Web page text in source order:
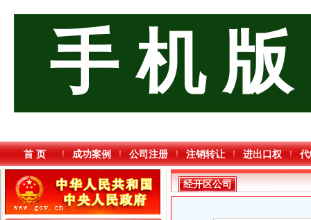
手 机 版
首 页 成功案例 公司注册 注销转让 进出口权
经开区公司
增资